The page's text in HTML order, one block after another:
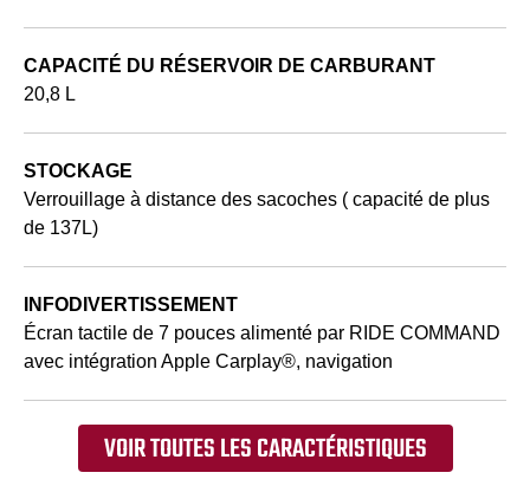
CAPACITÉ DU RÉSERVOIR DE CARBURANT
20,8 L
STOCKAGE
Verrouillage à distance des sacoches ( capacité de plus
de 137L)
INFODIVERTISSEMENT
Écran tactile de 7 pouces alimenté par RIDE COMMAND
avec intégration Apple Carplay®, navigation
VOIR TOUTES LES CARACTÉRISTIQUES